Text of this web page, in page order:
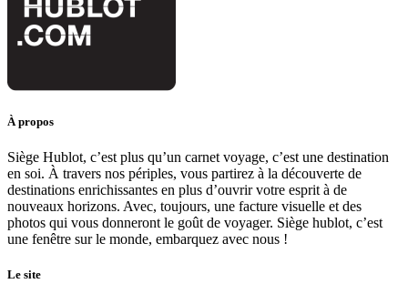
À propos
Siège Hublot, c’est plus qu’un carnet voyage, c’est une destination
en soi. À travers nos périples, vous partirez à la découverte de
destinations enrichissantes en plus d’ouvrir votre esprit à de
nouveaux horizons. Avec, toujours, une facture visuelle et des
photos qui vous donneront le goût de voyager. Siège hublot, c’est
une fenêtre sur le monde, embarquez avec nous !
Le site